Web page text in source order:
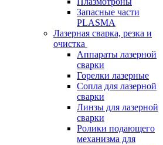
Запасные части
PLASMA
Лазерная сварка, резка и
очистка
Аппараты лазерной
сварки
Горелки лазерные
Сопла для лазерной
сварки
Линзы для лазерной
сварки
Ролики подающего
механизма для